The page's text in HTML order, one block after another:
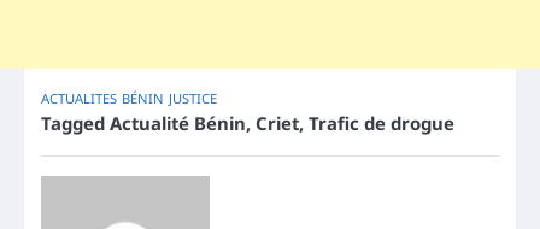
ACTUALITES BÉNIN JUSTICE
Tagged Actualité Bénin, Criet, Trafic de drogue